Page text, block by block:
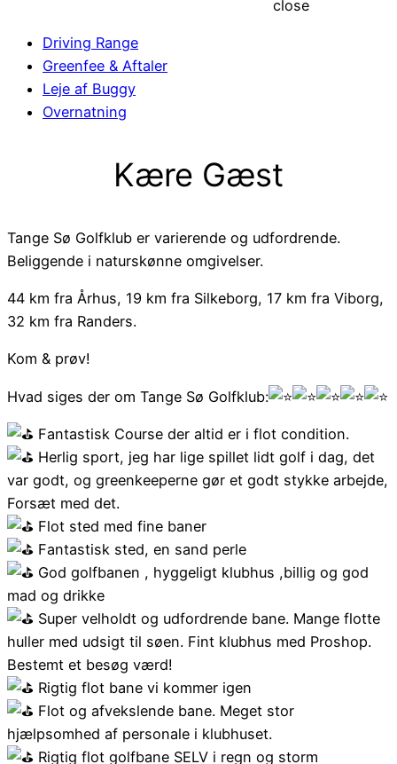
close
Driving Range
Greenfee & Aftaler
Leje af Buggy
Overnatning
Kære Gæst
Tange Sø Golfklub er varierende og udfordrende.
Beliggende i naturskønne omgivelser.
44 km fra Århus, 19 km fra Silkeborg, 17 km fra Viborg,
32 km fra Randers.
Kom & prøv!
Hvad siges der om Tange Sø Golfklub:
Fantastisk Course der altid er i flot condition.
Herlig sport, jeg har lige spillet lidt golf i dag, det
var godt, og greenkeeperne gør et godt stykke arbejde,
Forsæt med det.
Flot sted med fine baner
Fantastisk sted, en sand perle
God golfbanen , hyggeligt klubhus ,billig og god
mad og drikke
Super velholdt og udfordrende bane. Mange flotte
huller med udsigt til søen. Fint klubhus med Proshop.
Bestemt et besøg værd!
Rigtig flot bane vi kommer igen
Flot og afvekslende bane. Meget stor
hjælpsomhed af personale i klubhuset.
Rigtig flot golfbane SELV i regn og storm